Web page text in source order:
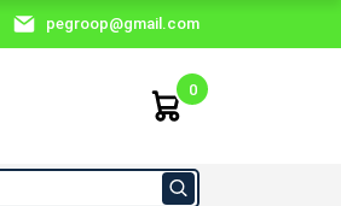
pegroop@gmail.com
0